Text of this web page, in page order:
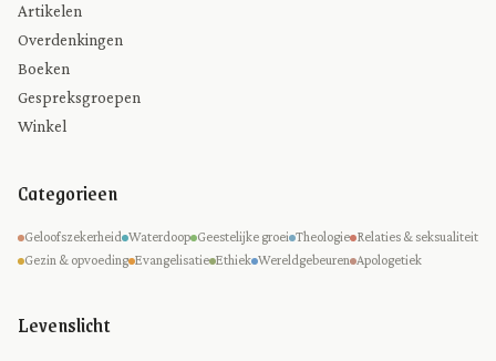
Artikelen
Overdenkingen
Boeken
Gespreksgroepen
Winkel
Categorieen
Geloofszekerheid Waterdoop Geestelijke groei Theologie Relaties & seksualiteit
Gezin & opvoeding Evangelisatie Ethiek Wereldgebeuren Apologetiek
Levenslicht